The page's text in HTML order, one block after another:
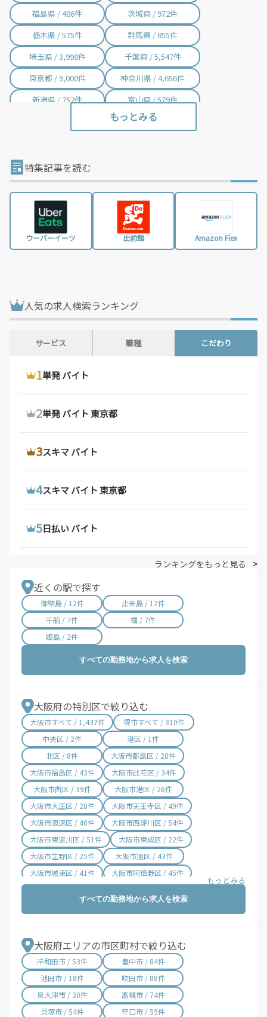
福島県 / 486件
茨城県 / 972件
栃木県 / 575件
群馬県 / 855件
埼玉県 / 3,998件
千葉県 / 5,547件
東京都 / 9,000件
神奈川県 / 4,656件
新潟県 / 752件
富山県 / 579件
福井県 / 414件
岐阜県 / 844件
愛知県 / 3,016件
三重県 / 998件
滋賀県 / 657件
京都府 / 1,404件
大阪府 / 3,331件
兵庫県 / 2,487件
奈良県 / 622件
和歌山県 / 321件
香川県 / 501件
愛媛県 / 436件
福岡県 / 1,699件
佐賀県 / 194件
特集記事を読む
ウーバーイーツ 出前館 Amazon Flex
人気の求人検索ランキング
サービス
1ウーバーイーツ 配達員
2ウーバーイーツ バイト
3ウーバーイーツ バイト 東京都
4ウーバーイーツ 配達員 大阪府
5ウーバーイーツ 求人
職種
1ドライバー 求人
2デリバリー バイト
3軽 貨物 求人
4配達 バイト
5トラック 運転 手 求人
こだわり
1単発 バイト
2単発 バイト 東京都
3スキマ バイト
4スキマ バイト 東京都
5日払い バイト
ランキングをもっと見る
近くの駅で探す
御幣島 / 12件
出来島 / 12件
千船 / 7件
福 / 7件
姫島 / 2件
すべての勤務地から求人を検索
大阪府の特別区で絞り込む
大阪市すべて / 1,437件
堺市すべて / 310件
中央区 / 2件
港区 / 1件
北区 / 8件
大阪市都島区 / 28件
大阪市福島区 / 43件
大阪市此花区 / 34件
大阪市西区 / 39件
大阪市港区 / 26件
大阪市大正区 / 28件
大阪市天王寺区 / 49件
大阪市浪速区 / 46件
大阪市西淀川区 / 54件
大阪市東淀川区 / 51件
大阪市東成区 / 22件
大阪市生野区 / 25件
大阪市旭区 / 43件
大阪市城東区 / 41件
大阪市阿倍野区 / 45件
大阪市西成区 / 59件
大阪市淀川区 / 80件
大阪市平野区 / 37件
大阪市北区 / 85件
大阪市中央区 / 115件
堺市堺区 / 87件
堺市中区 / 46件
堺市東区 / 12件
堺市西区 / 53件
堺市南区 / 17件
堺市北区 / 38件
堺市美原区 / 11件
すべての勤務地から求人を検索
大阪府エリアの市区町村で絞り込む
岸和田市 / 53件
豊中市 / 84件
池田市 / 18件
吹田市 / 88件
泉大津市 / 30件
高槻市 / 74件
貝塚市 / 54件
守口市 / 59件